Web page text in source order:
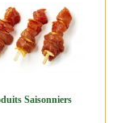
Saisonniers